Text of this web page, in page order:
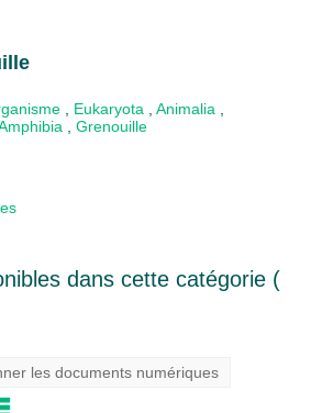
Eukaryota Animalia
Grenouille
dans cette catégorie (
les documents numériques